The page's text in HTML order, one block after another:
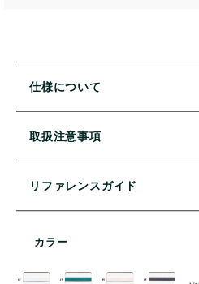
仕様について
取扱注意事項
リファレンスガイド
カラー